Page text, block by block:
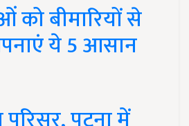
बीमारियों से
ये 5 आसान